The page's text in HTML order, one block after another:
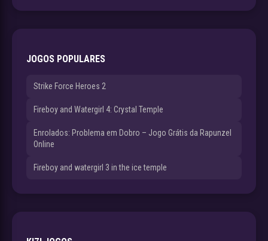
JOGOS POPULARES
Strike Force Heroes 2
Fireboy and Watergirl 4: Crystal Temple
Enrolados: Problema em Dobro – Jogo Grátis da Rapunzel
Online
Fireboy and watergirl 3 in the ice temple